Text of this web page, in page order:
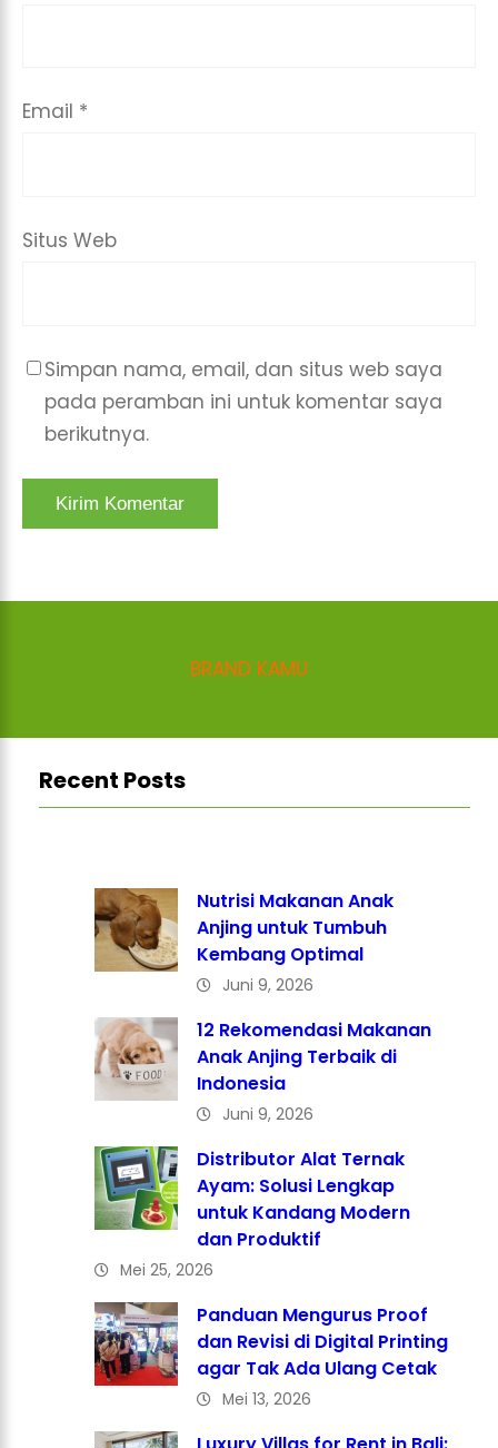
Email *
Situs Web
Simpan nama, email, dan situs web saya
pada peramban ini untuk komentar saya
berikutnya.
BRAND KAMU
Recent Posts
Nutrisi Makanan Anak
Anjing untuk Tumbuh
Kembang Optimal
Juni 9, 2026
12 Rekomendasi Makanan
Anak Anjing Terbaik di
Indonesia
Juni 9, 2026
Distributor Alat Ternak
Ayam: Solusi Lengkap
untuk Kandang Modern
dan Produktif
Mei 25, 2026
Panduan Mengurus Proof
dan Revisi di Digital Printing
agar Tak Ada Ulang Cetak
Mei 13, 2026